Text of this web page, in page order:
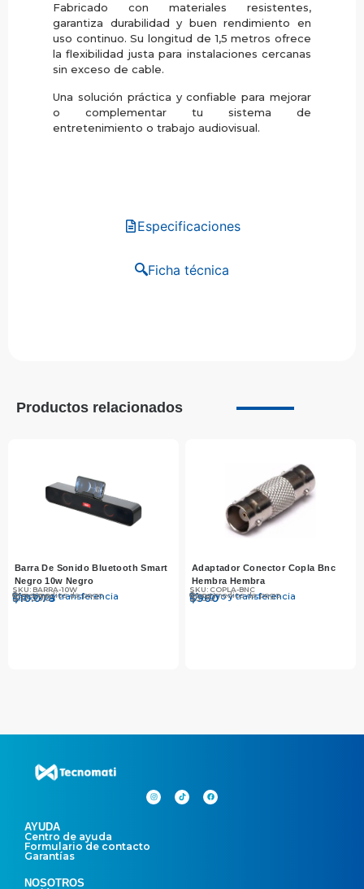
Especificaciones
Ficha técnica
Fabricado con materiales resistentes,
garantiza durabilidad y buen rendimiento en
uso continuo. Su longitud de 1,5 metros ofrece
la flexibilidad justa para instalaciones cercanas
sin exceso de cable.
Una solución práctica y confiable para mejorar
o complementar tu sistema de
entretenimiento o trabajo audiovisual.
Productos relacionados
Barra De Sonido Bluetooth Smart
Negro 10w Negro
SKU: BARRA-10W
$10.078
Efectivo y transferencia
$10.390
Otros medios de pago
Adaptador Conector Copla Bnc
Hembra Hembra
SKU: COPLA-BNC
$960
Efectivo y transferencia
$990
Otros medios de pago
AYUDA
Centro de ayuda
Formulario de contacto
Garantías
NOSOTROS